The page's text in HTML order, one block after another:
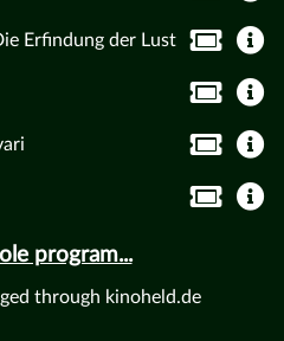
Erfindung der Lust
program...
through kinoheld.de